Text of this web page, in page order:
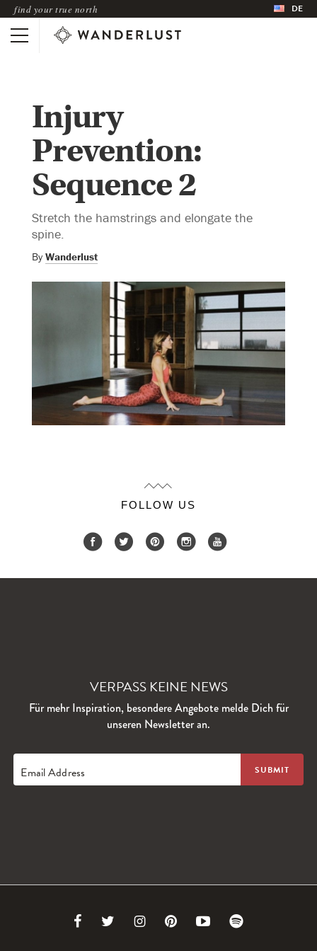
find your true north DE
Injury
Prevention:
Sequence 2
Stretch the hamstrings and elongate the
spine.
By Wanderlust
FOLLOW US
VERPASS KEINE NEWS
Für mehr Inspiration, besondere Angebote melde Dich für
unseren Newsletter an.
Email Address
Link Link Link Link Link